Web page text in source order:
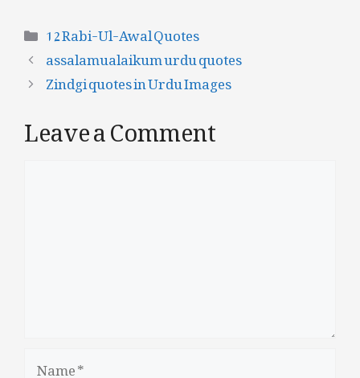
Categories
12 Rabi-Ul-Awal Quotes
assalamualaikum urdu quotes
Zindgi quotes in Urdu Images
Leave a Comment
Name